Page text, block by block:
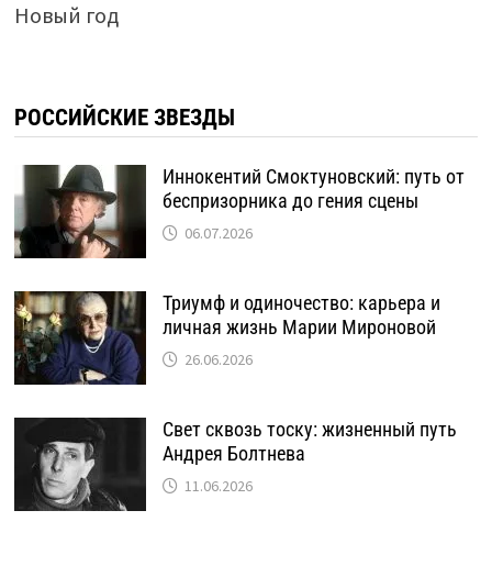
Новый год
РОССИЙСКИЕ ЗВЕЗДЫ
Иннокентий Смоктуновский: путь от
беспризорника до гения сцены
06.07.2026
Триумф и одиночество: карьера и
личная жизнь Марии Мироновой
26.06.2026
Свет сквозь тоску: жизненный путь
Андрея Болтнева
11.06.2026